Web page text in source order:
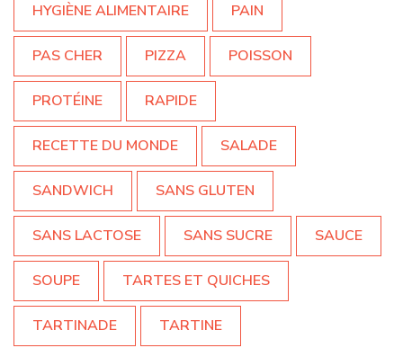
HYGIÈNE ALIMENTAIRE PAIN
PAS CHER PIZZA POISSON
PROTÉINE RAPIDE
RECETTE DU MONDE SALADE
SANDWICH SANS GLUTEN
SANS LACTOSE SANS SUCRE SAUCE
SOUPE TARTES ET QUICHES
TARTINADE TARTINE